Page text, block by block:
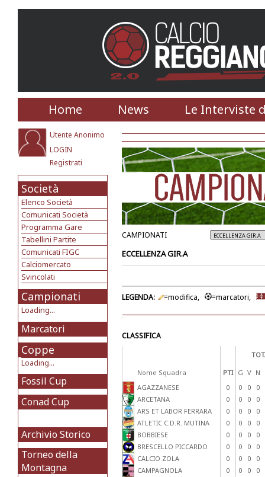
Home News Le Interviste
Utente Anonimo
LOGIN
Registrati
Società
Elenco Società
Comunicati Società
Programma Gare
Tabellini Partite
Comunicati FIGC
Calciomercato
Svincolati
Campionati
Loading...
Marcatori
Coppe
Loading...
Fossil Cup
Conad Cup
Archivio Storico
Torneo della
Montagna
CAMPIONATI
ECCELLENZA GIR.A
LEGENDA: =modifica, =marcatori,
CLASSIFICA
Nome Squadra
PTI G V N
AGAZZANESE
0 0 0
0
ARCETANA
0 0 0
0
ARS ET LABOR FERRARA
0 0 0
0
ATLETIC C.D.R. MUTINA
0 0 0
0
BOBBIESE
0 0 0
0
BRESCELLO PICCARDO
0 0 0
0
CALCIO ZOLA
0 0 0
0
CAMPAGNOLA
0 0 0
0